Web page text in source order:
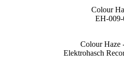
Colour
EH-
Colour Haze
Elektrohasch